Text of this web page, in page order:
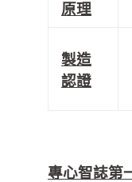
原理
製造
認證
專心智誌第